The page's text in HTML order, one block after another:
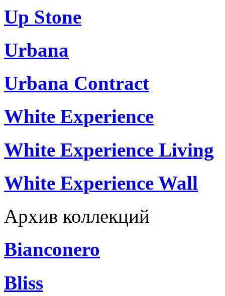
Up Stone
Urbana
Urbana Contract
White Experience
White Experience Living
White Experience Wall
Архив коллекций
Bianconero
Bliss